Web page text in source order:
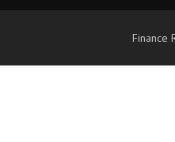
Finance